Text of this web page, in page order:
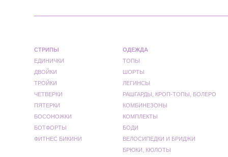
СТРИПЫ
ЕДИНИЧКИ
ДВОЙКИ
ТРОЙКИ
ЧЕТВЕРКИ
ПЯТЕРКИ
БОСОНОЖКИ
БОТФОРТЫ
ФИТНЕС БИКИНИ
ОДЕЖДА
ТОПЫ
ШОРТЫ
ЛЕГИНСЫ
РАШГАРДЫ, КРОП-ТОПЫ, БОЛЕРО
КОМБИНЕЗОНЫ
КОМПЛЕКТЫ
БОДИ
ВЕЛОСИПЕДКИ И БРИДЖИ
БРЮКИ, КЮЛОТЫ